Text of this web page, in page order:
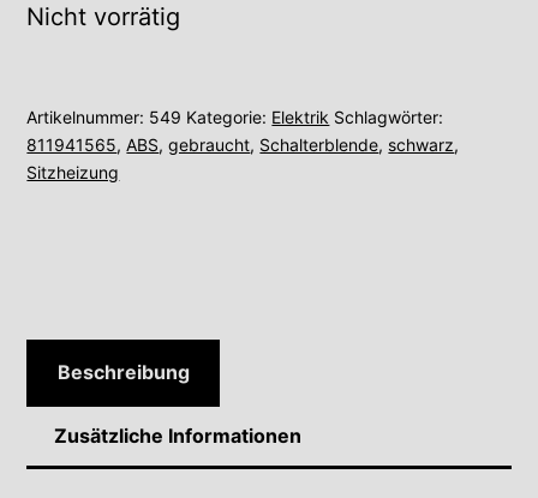
Nicht vorrätig
Artikelnummer: 549 Kategorie: Elektrik Schlagwörter:
811941565,ABS,gebraucht, Schalterblende, schwarz,
Sitzheizung
Beschreibung
Zusätzliche Informationen